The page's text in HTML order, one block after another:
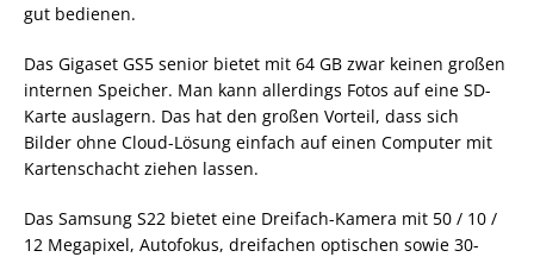
gut bedienen.
Das Gigaset GS5 senior bietet mit 64 GB zwar keinen großen
internen Speicher. Man kann allerdings Fotos auf eine SD-
Karte auslagern. Das hat den großen Vorteil, dass sich
Bilder ohne Cloud-Lösung einfach auf einen Computer mit
Kartenschacht ziehen lassen.
Das Samsung S22 bietet eine Dreifach-Kamera mit 50 / 10 /
12 Megapixel, Autofokus, dreifachen optischen sowie 30-